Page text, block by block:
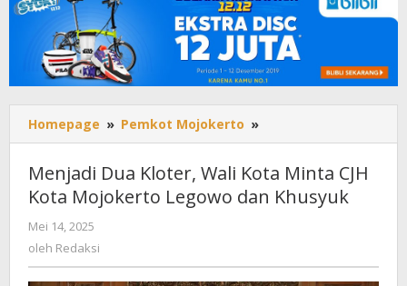
Homepage » Pemkot Mojokerto »
Dua
Wali
Kota
Menjadi Dua Kloter, Wali Kota Minta CJH
Kota Mojokerto Legowo dan Khusyuk
Mei 14, 2025
oleh Redaksi